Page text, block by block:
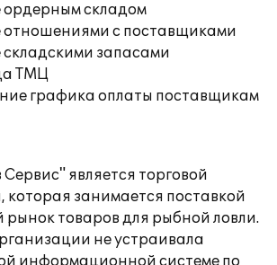
ордерным складом
отношениями с поставщиками
запасами
ТМЦ
графика оплаты поставщикам
является торговой
которая занимается поставкой
рынок товаров для рыбной ловли.
не устраивала
информационной системе по